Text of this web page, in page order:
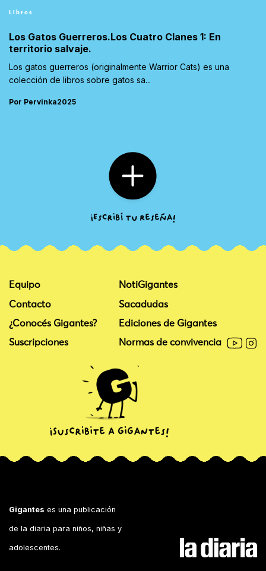
Libros
Los Gatos Guerreros.Los Cuatro Clanes 1: En
territorio salvaje.
Los gatos guerreros (originalmente Warrior Cats) es una
colección de libros sobre gatos sa...
Por Pervinka2025
Equipo
Contacto
¿Conocés Gigantes?
Suscripciones
NotiGigantes
Sacadudas
Ediciones de Gigantes
Normas de convivencia
Gigantes es una publicación
de la diaria para niños, niñas y
adolescentes.